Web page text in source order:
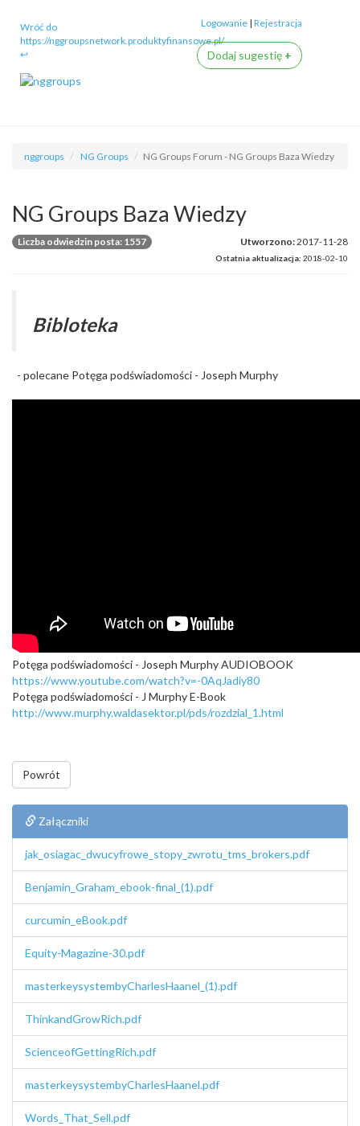
Wróć do
https://nggroupsnetwork.produktyfinansowe.pl/
↩
Logowanie |Rejestracja
Dodaj sugestię +
nggroups NG Groups NG Groups Forum - NG Groups Baza Wiedzy
NG Groups Baza Wiedzy
Utworzono:2017-11-28
Ostatnia aktualizacja: 2018-02-10
Liczba odwiedzin posta: 1557
Bibloteka
- polecane Potęga podświadomości - Joseph Murph​y
Potęga podświadomości - Joseph Murphy AUDIOBOOK
https://www.youtube.com/watch?v=-0AqJadiy80
Potęga podświadomości - J Murphy E-Book
http://www.murphy.waldasektor.pl/pds/rozdzial_1.html
Powrót
Załączniki
jak_osiagac_dwucyfrowe_stopy_zwrotu_tms_brokers.pdf
Benjamin_Graham_ebook-final_(1).pdf
curcumin_eBook.pdf
Equity-Magazine-30.pdf
masterkeysystembyCharlesHaanel_(1).pdf
ThinkandGrowRich.pdf
ScienceofGettingRich.pdf
masterkeysystembyCharlesHaanel.pdf
Words_That_Sell.pdf